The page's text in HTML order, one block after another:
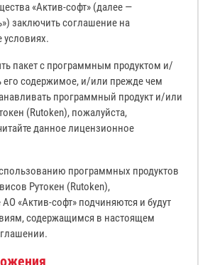
«Актив-софт» (далее —
заключить соглашение на
пакет с программным продуктом и/
его содержимое, и/или прежде чем
программный продукт и/или
(Rutoken), пожалуйста,
данное лицензионное
программных продуктов
Рутокен (Rutoken),
«Актив-софт» подчиняются и будут
содержащимся в настоящем